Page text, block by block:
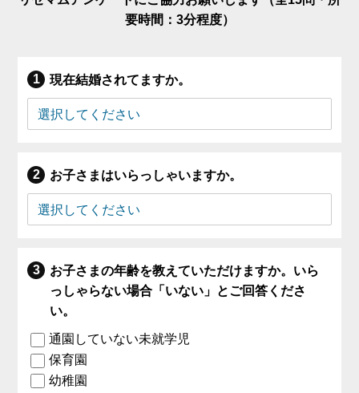
要時間：3分程度）
現在結婚されてますか。
お子さまはいらっしゃいますか。
お子さまの年齢を教えていただけますか。いら
っしゃらない場合「いない」とご回答くださ
い。
通園していない未就学児
保育園
幼稚園